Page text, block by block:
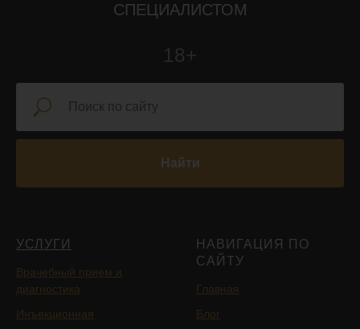
СПЕЦИАЛИСТОМ
18+
Найти
УСЛУГИ
Врачебный прием и
диагностика
Инъекционная
НАВИГАЦИЯ ПО
САЙТУ
Главная
Блог